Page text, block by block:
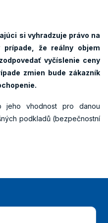
si vyhradzuje právo na
prípade, že reálny objem
vyčíslenie ceny
zmien bude zákazník
jeho vhodnost pro danou
podkladů (bezpečnostní